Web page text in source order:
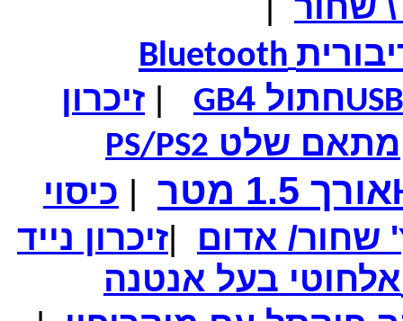
₪300.00 מחיר שוק
₪119.00 המחיר שלך
משלוח חינם
Bluetooth
חתול 4 GB
| זיכרון
מתאם שלט PS/PS2
אורך 1.5 מטר | כיסוי
|זיכרון נייד
אלחוטי בעל אנטנה